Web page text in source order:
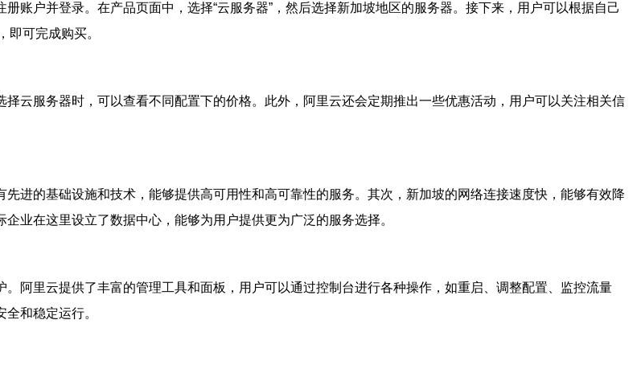
账户并登录。在产品页面中，选择“云服务器”，然后选择新加坡地区的服务器。接下来，用户可以根据自己
可完成购买。
云服务器时，可以查看不同配置下的价格。此外，阿里云还会定期推出一些优惠活动，用户可以关注相关信
进的基础设施和技术，能够提供高可用性和高可靠性的服务。其次，新加坡的网络连接速度快，能够有效降
业在这里设立了数据中心，能够为用户提供更为广泛的服务选择。
。阿里云提供了丰富的管理工具和面板，用户可以通过控制台进行各种操作，如重启、调整配置、监控流量
和稳定运行。